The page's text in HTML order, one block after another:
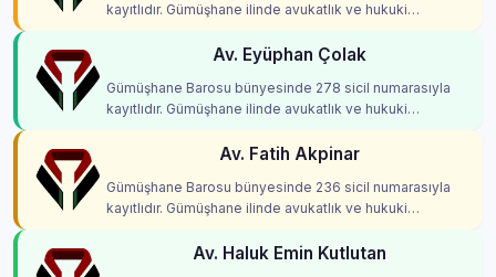
kayıtlıdır. Gümüşhane ilinde avukatlık ve hukuki
Av. Eyüphan Çolak
Gümüşhane Barosu bünyesinde 278 sicil numarasıyla
kayıtlıdır. Gümüşhane ilinde avukatlık ve hukuki
Av. Fatih Akpinar
Gümüşhane Barosu bünyesinde 236 sicil numarasıyla
kayıtlıdır. Gümüşhane ilinde avukatlık ve hukuki
Av. Haluk Emin Kutlutan